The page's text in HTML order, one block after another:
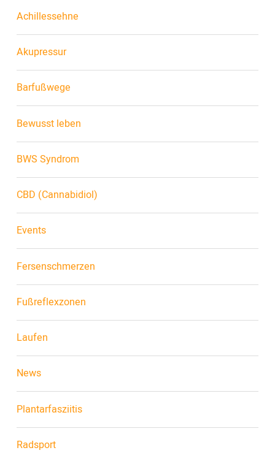
Achillessehne
Akupressur
Barfußwege
Bewusst leben
BWS Syndrom
CBD (Cannabidiol)
Events
Fersenschmerzen
Fußreflexzonen
Laufen
News
Plantarfasziitis
Radsport